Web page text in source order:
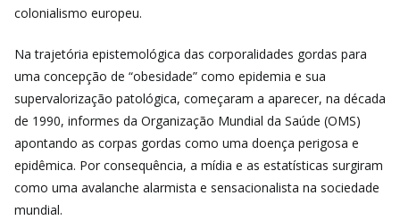
colonialismo europeu.
Na trajetória epistemológica das corporalidades gordas para
uma concepção de “obesidade” como epidemia e sua
supervalorização patológica, começaram a aparecer, na década
de 1990, informes da Organização Mundial da Saúde (OMS)
apontando as corpas gordas como uma doença perigosa e
epidêmica. Por consequência, a mídia e as estatísticas surgiram
como uma avalanche alarmista e sensacionalista na sociedade
mundial.